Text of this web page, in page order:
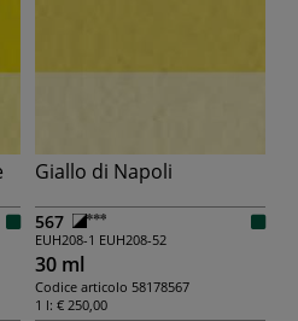
Giallo di Napoli
567
EUH208-1 EUH208-52
30 ml
Codice articolo 58178567
1 l: € 250,00